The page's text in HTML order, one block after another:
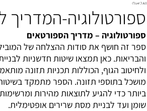
Diet2All:
שמאחורי
המושלם.
ספורטולוגיה-המדריך
ספורטולוגיה – מדריך הספורטאים
ספר זה חושף את סודות ההצלחה של
והבריאות. כאן תמצאו שיטות חדשניות
ולחיטוב הגוף, הכוללות תכניות תזונה
מושכל בתוספי תזונה. הספר מתמקד
ביותר כדי להגיע לתוצאות מהירות
שומן ועד לבניית מסת שרירים אופטימלית.